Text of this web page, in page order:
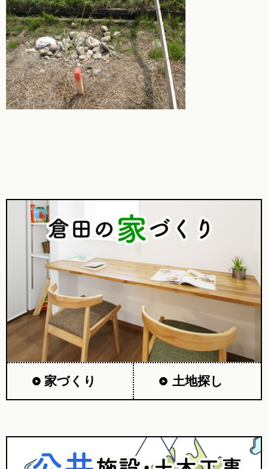
家づくり 土地探し